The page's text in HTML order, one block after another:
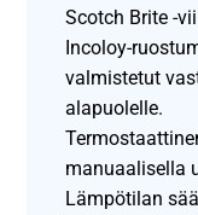
Scotch Brite -
Incoloy-
valmistetut
alapuolelle.
manuaalisella
Lämpötilan